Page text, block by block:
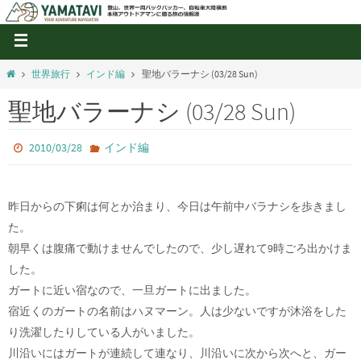
世界旅行 インド編 聖地バラーナシ (03/28 Sun)
聖地バラーナシ (03/28 Sun)
2010/03/28 インド編
昨日からの下痢は何とか治まり、今日は午前中バラナシを歩きまし
た。
朝早くは腹痛で動けませんでしたので、少し遅れて9時ごろ出かけま
した。
ガートに近い宿なので、一旦ガートに出ました。
宿近くのガートの名前はハヌマーン。人は少ないですが沐浴をした
り洗濯したりしている人がいました。
川沿いにはガートが連続して連なり、川沿いに次から次へと、ガー